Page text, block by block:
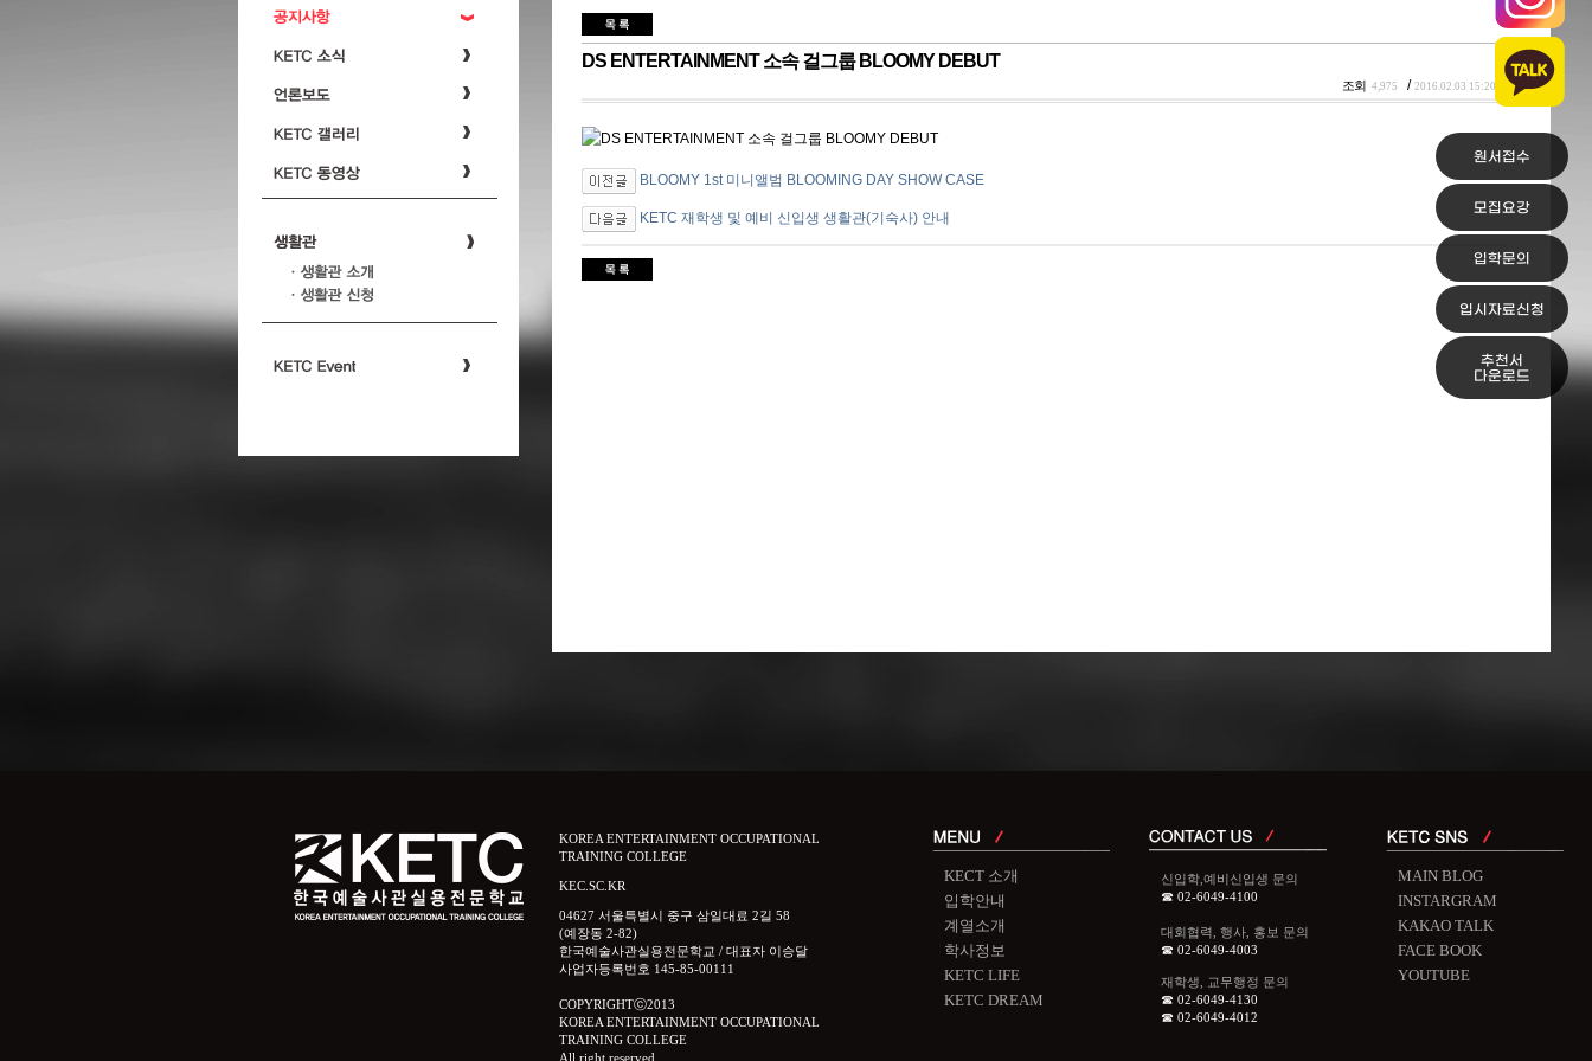
원서접수
모집요강
입학문의
입시자료신청
추천서
다운로드
DS ENTERTAINMENT 소속 걸그룹 BLOOMY DEBUT
조회 4,975 /2016.02.03 15:20
BLOOMY 1st 미니앨범 BLOOMING DAY SHOW CASE
KETC 재학생 및 예비 신입생 생활관(기숙사) 안내
KOREA ENTERTAINMENT OCCUPATIONAL
TRAINING COLLEGE
KEC.SC.KR
04627 서울특별시 중구 삼일대료 2길 58
(예장동 2-82)
한국예술사관실용전문학교 / 대표자 이승달
사업자등록번호 145-85-00111
COPYRIGHTⓒ2013
KOREA ENTERTAINMENT OCCUPATIONAL
TRAINING COLLEGE
All right reserved.
KECT 소개
입학안내
계열소개
학사정보
KETC LIFE
KETC DREAM
신입학,예비신입생 문의
☎ 02-6049-4100
대회협력, 행사, 홍보 문의
☎ 02-6049-4003
재학생, 교무행정 문의
☎ 02-6049-4130
☎ 02-6049-4012
MAIN BLOG
INSTARGRAM
KAKAO TALK
FACE BOOK
YOUTUBE